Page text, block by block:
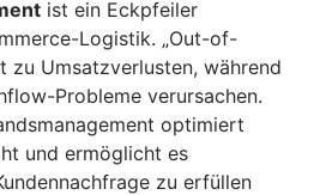
ist ein Eckpfeiler
Logistik. „Out-of-
zu Umsatzverlusten, während
Probleme verursachen.
optimiert
und ermöglicht es
zu erfüllen